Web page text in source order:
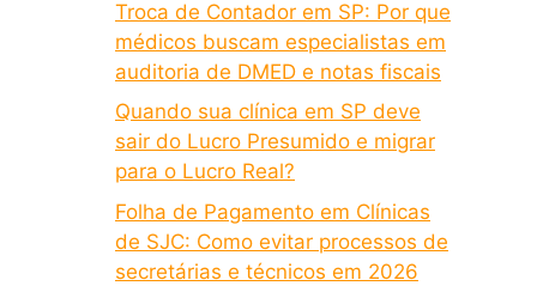
Troca de Contador em SP: Por que
médicos buscam especialistas em
auditoria de DMED e notas fiscais
Quando sua clínica em SP deve
sair do Lucro Presumido e migrar
para o Lucro Real?
Folha de Pagamento em Clínicas
de SJC: Como evitar processos de
secretárias e técnicos em 2026